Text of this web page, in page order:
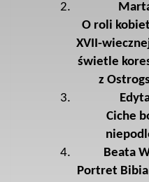
O roli
XVII-
świetle
z
Ciche
Beata
Portret